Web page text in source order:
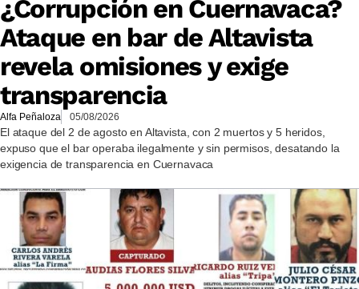
¿Corrupción en Cuernavaca?
Ataque en bar de Altavista
revela omisiones y exige
transparencia
Alfa Peñaloza 05/08/2026
El ataque del 2 de agosto en Altavista, con 2 muertos y 5 heridos,
expuso que el bar operaba ilegalmente y sin permisos, desatando la
exigencia de transparencia en Cuernavaca